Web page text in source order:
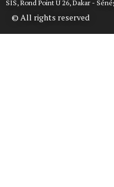
SIS, Rond Point U 26, Dakar -
© All rights reserved